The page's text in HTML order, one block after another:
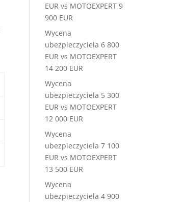
EUR vs MOTOEXPERT 9
900 EUR
Wycena
ubezpieczyciela 6 800
EUR vs MOTOEXPERT
14 200 EUR
Wycena
ubezpieczyciela 5 300
EUR vs MOTOEXPERT
12 000 EUR
Wycena
ubezpieczyciela 7 100
EUR vs MOTOEXPERT
13 500 EUR
Wycena
ubezpieczyciela 4 900